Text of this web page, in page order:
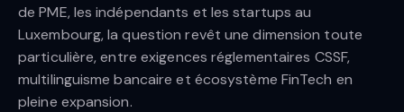
de PME, les indépendants et les startups au
Luxembourg, la question revêt une dimension toute
particulière, entre exigences réglementaires CSSF,
multilinguisme bancaire et écosystème FinTech en
pleine expansion.